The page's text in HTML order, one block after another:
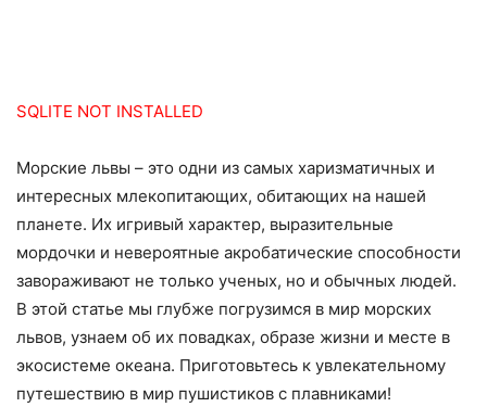
SQLITE NOT INSTALLED
Морские львы – это одни из самых харизматичных и
интересных млекопитающих, обитающих на нашей
планете. Их игривый характер, выразительные
мордочки и невероятные акробатические способности
завораживают не только ученых, но и обычных людей.
В этой статье мы глубже погрузимся в мир морских
львов, узнаем об их повадках, образе жизни и месте в
экосистеме океана. Приготовьтесь к увлекательному
путешествию в мир пушистиков с плавниками!